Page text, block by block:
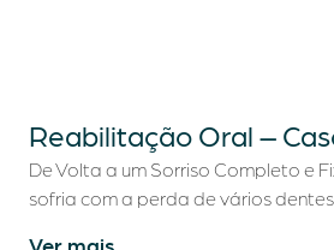
Reabilitação Oral –
De Volta a um Sorriso Completo e
sofria com a perda de vários
Ver mais